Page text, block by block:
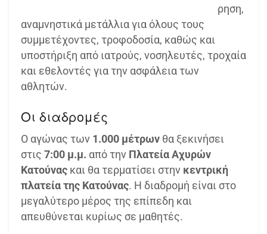
ρηση,
αναμνηστικά μετάλλια για όλους τους
συμμετέχοντες, τροφοδοσία, καθώς και
υποστήριξη από ιατρούς, νοσηλευτές, τροχαία
και εθελοντές για την ασφάλεια των
αθλητών.
Οι διαδρομές
Ο αγώνας των 1.000 μέτρων θα ξεκινήσει
στις 7:00 μ.μ. από την Πλατεία Αχυρών
Κατούνας και θα τερματίσει στην κεντρική
πλατεία της Κατούνας. Η διαδρομή είναι στο
μεγαλύτερο μέρος της επίπεδη και
απευθύνεται κυρίως σε μαθητές.